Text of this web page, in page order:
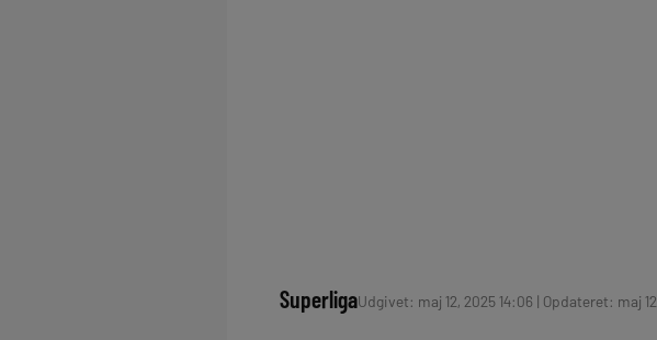
SuperligaUdgivet: maj 12, 2025 14:06 | Opdateret: maj